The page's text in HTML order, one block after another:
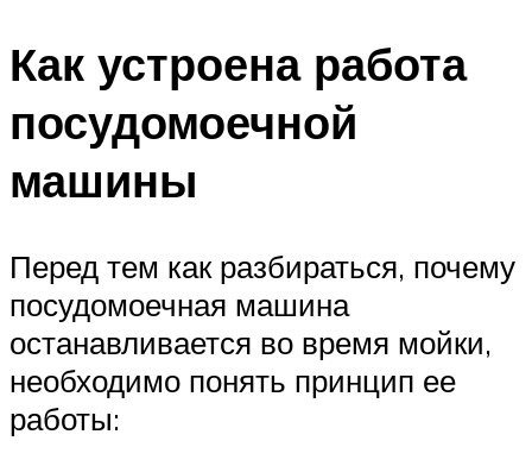
Как устроена работа
посудомоечной
машины
Перед тем как разбираться, почему
посудомоечная машина
останавливается во время мойки,
необходимо понять принцип ее
работы: